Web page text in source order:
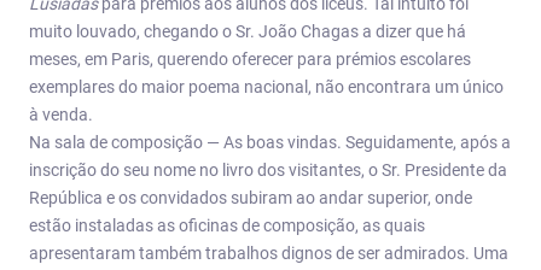
Lusíadaspara prémios aos alunos dos liceus. Tal intuito foi
muito louvado, chegando o Sr. João Chagas a dizer que há
meses, em Paris, querendo oferecer para prémios escolares
exemplares do maior poema nacional, não encontrara um único
à venda.
Na sala de composição — As boas vindas. Seguidamente, após a
inscrição do seu nome no livro dos visitantes, o Sr. Presidente da
República e os convidados subiram ao andar superior, onde
estão instaladas as oficinas de composição, as quais
apresentaram também trabalhos dignos de ser admirados. Uma